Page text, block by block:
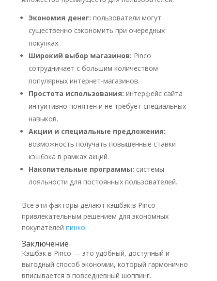
Экономия денег: пользователи могут
существенно сэкономить при очередных
покупках.
Широкий выбор магазинов: Pinco
сотрудничает с большим количеством
популярных интернет-магазинов.
Простота использования: интерфейс сайта
интуитивно понятен и не требует специальных
навыков.
Акции и специальные предложения:
возможность получать повышенные ставки
кэшбэка в рамках акций.
Накопительные программы: системы
лояльности для постоянных пользователей.
Все эти факторы делают кэшбэк в Pinco
привлекательным решением для экономных
покупателей пинко.
Заключение
Кэшбэк в Pinco — это удобный, доступный и
выгодный способ экономии, который гармонично
вписывается в повседневный шоппинг.